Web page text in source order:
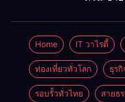
ใต้สะพาน
ซ่อมคอ
สะพาน
ช่วยชาว
ฝ่าวิกฤต
หลาก
ปริศนาริ
น้ำยวม
แม่ลาน้อ
เปิดศูนย์
เหลือ เร่ง
ค้นหาทั้ง
Home IT วาไรตี้
ท่องเที่ยวทั่วโลก ธุร
รอบรั้วทั่วไทย สายธ